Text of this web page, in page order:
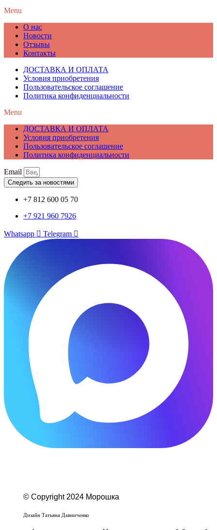
Menu
О нас
Новости
Отзывы
Контакты
ДОСТАВКА И ОПЛАТА
Условия приобретения
Пользовательское соглашение
Политика конфиденциальности
Menu
ДОСТАВКА И ОПЛАТА
Условия приобретения
Пользовательское соглашение
Политика конфиденциальности
Email
Следить за новостями
+7 812 600 05 70
+7 921 960 7926
Whatsapp Telegram
© Copyright 2024 Морошка
Дизайн Татьяна Давниченко